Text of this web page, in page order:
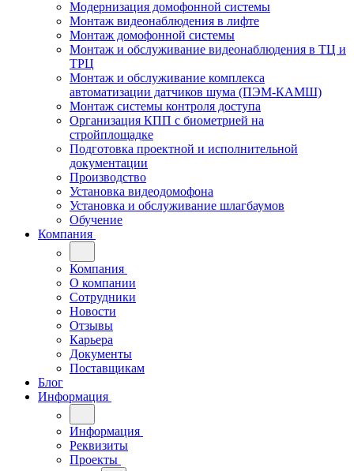
Модернизация домофонной системы
Монтаж видеонаблюдения в лифте
Монтаж домофонной системы
Монтаж и обслуживание видеонаблюдения в ТЦ и
ТРЦ
Монтаж и обслуживание комплекса
автоматизации датчиков шума (ПЭМ-КАМШ)
Монтаж системы контроля доступа
Организация КПП с биометрией на
стройплощадке
Подготовка проектной и исполнительной
документации
Производство
Установка видеодомофона
Установка и обслуживание шлагбаумов
Обучение
Компания
Компания
О компании
Сотрудники
Новости
Отзывы
Карьера
Документы
Поставщикам
Блог
Информация
Информация
Реквизиты
Проекты